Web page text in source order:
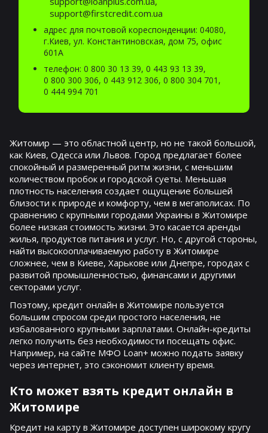
support@firstcredit.com.ua
адрес для почтовой кореспонденции: 04080,
г.Киев, ул. Константиновская, дом 75, офис
601А
телефон: 0 800 30 13 39, 0 443 93 13 39,
0 800 300 306, 0 443 912 306, 0 800 304 701 ,
0 444 994 701
Житомир — это областной центр, но не такой большой,
как Киев, Одесса или Львов. Город предлагает более
спокойный и размеренный ритм жизни, с меньшим
количеством пробок и городской суеты. Меньшая
плотность населения создает ощущение большей
близости к природе и комфорту, чем в мегаполисах. По
сравнению с крупными городами Украины в Житомире
более низкая стоимость жизни. Это касается аренды
жилья, продуктов питания и услуг. Но, с другой стороны,
найти высокооплачиваемую работу в Житомире
сложнее, чем в Киеве, Харькове или Днепре, городах с
развитой промышленностью, финансами и другими
секторами услуг.
Поэтому, кредит онлайн в Житомире пользуется
большим спросом среди простого населения, не
избалованного крупными зарплатами. Онлайн-кредиты
легко получить без необходимости посещать офис.
Например, на сайте МФО Loan+ можно подать заявку
через интернет, это сэкономит клиенту время.
Кто может взять кредит онлайн в
Житомире
Кредит на карту в Житомире доступен широкому кругу